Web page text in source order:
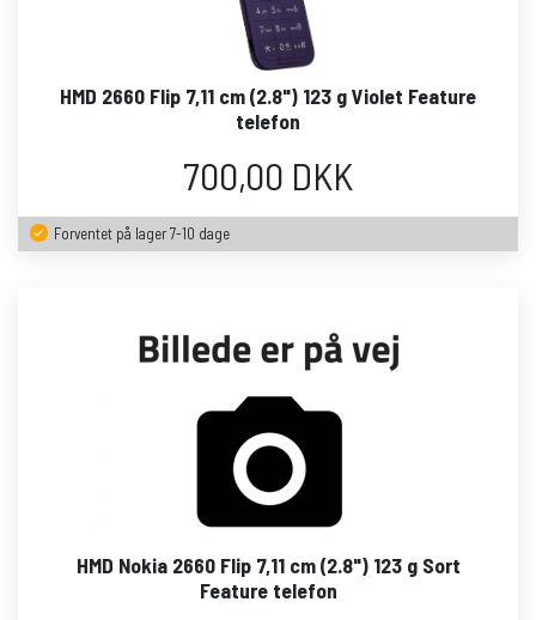
HMD 2660 Flip 7,11 cm (2.8") 123 g Violet Feature
telefon
700,00 DKK
Forventet på lager 7-10 dage
HMD Nokia 2660 Flip 7,11 cm (2.8") 123 g Sort
Feature telefon